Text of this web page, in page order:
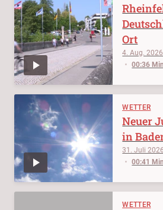
4. Aug. 2026
00:36
Ort
WETTER
31. Juli 2026
00:41
Neuer
in
WETTER